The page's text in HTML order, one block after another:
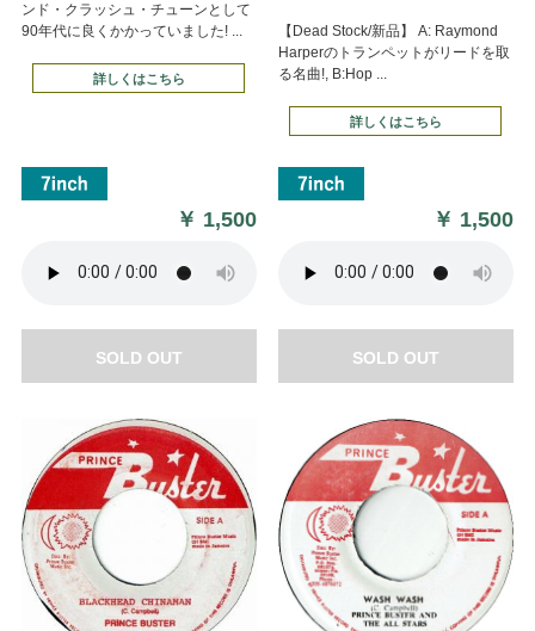
ンド・クラッシュ・チューンとして
90年代に良くかかっていました! ...
詳しくはこちら
￥ 1,500
SOLD OUT
【Dead Stock/新品】 A: Raymond
Harperのトランペットがリードを取
る名曲!, B:Hop ...
詳しくはこちら
￥ 1,500
SOLD OUT